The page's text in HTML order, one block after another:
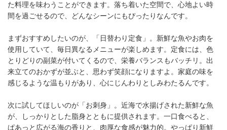
た料理を味わうことができます。落ち着いた空間で、心地よい時
間を過ごせるので、どんなシーンにもぴったりなんです。
まずおすすめしたいのが、「日替わり定食」。新鮮な魚やお肉を
使用していて、毎日異なるメニューが楽しめます。定食には、色
とりどりの副菜が付いてくるので、栄養バランスもバッチリ。出
来立てのおかずが並ぶと、思わず笑顔になりますよ。家庭の味を
感じるような温もりがあり、心にじんわりとしみわたるんです。
次に試してほしいのが「お刺身」。近海で水揚げされた新鮮な魚
が、しっかりとした脂身とともに提供されます。一口食べると、
ぱあっと広がる海の香りと、肉厚な食感が魅力的。やっぱり新鮮